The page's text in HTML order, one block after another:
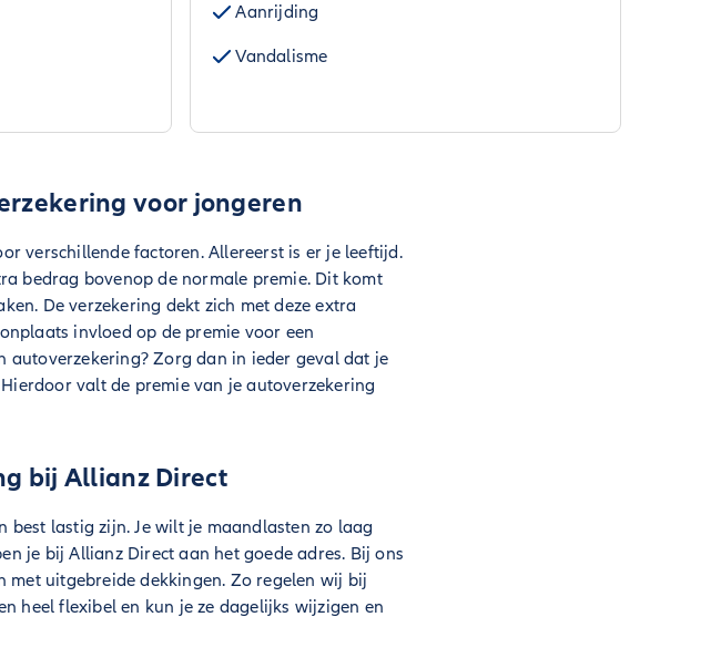
Aanrijding
Vandalisme
voor jongeren
verschillende factoren. Allereerst is er je leeftijd.
bedrag bovenop de normale premie. Dit komt
De verzekering dekt zich met deze extra
invloed op de premie voor een
autoverzekering? Zorg dan in ieder geval dat je
valt de premie van je autoverzekering
bij Allianz Direct
best lastig zijn. Je wilt je maandlasten zo laag
je bij Allianz Direct aan het goede adres. Bij ons
uitgebreide dekkingen. Zo regelen wij bij
heel flexibel en kun je ze dagelijks wijzigen en